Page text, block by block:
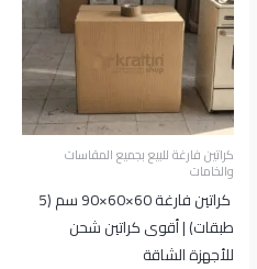
كراتين فارغة للبيع بجميع المقاسات
والخامات
كراتين فارغة 60×60×90 سم (5
طبقات) | أقوى كراتين شحن
للأجهزة الشاقة